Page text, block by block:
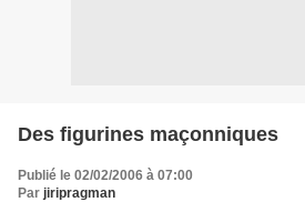
Des figurines maçonniques
Publié le 02/02/2006 à 07:00
Par jiripragman